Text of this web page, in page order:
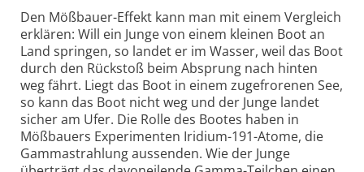
Den Mößbauer-Effekt kann man mit einem Vergleich
erklären: Will ein Junge von einem kleinen Boot an
Land springen, so landet er im Wasser, weil das Boot
durch den Rückstoß beim Absprung nach hinten
weg fährt. Liegt das Boot in einem zugefrorenen See,
so kann das Boot nicht weg und der Junge landet
sicher am Ufer. Die Rolle des Bootes haben in
Mößbauers Experimenten Iridium-191-Atome, die
Gammastrahlung aussenden. Wie der Junge